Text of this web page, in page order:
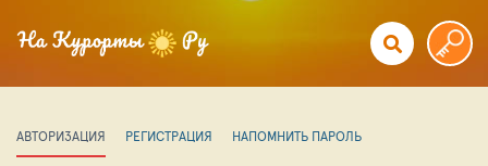
АВТОРИЗАЦИЯ РЕГИСТРАЦИЯ НАПОМНИТЬ ПАРОЛЬ